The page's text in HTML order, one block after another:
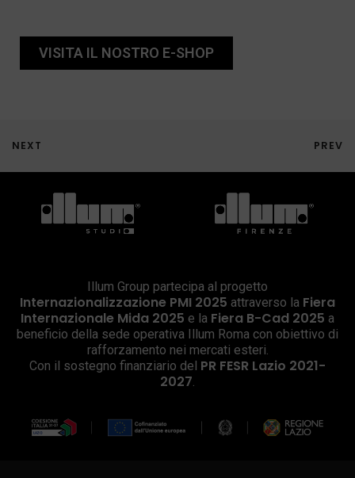
VISITA IL NOSTRO E-SHOP
PREV
NEXT
Illum Group partecipa al progetto
Internazionalizzazione PMI 2025 attraverso la Fiera
Internazionale Mida 2025 e la Fiera B-Cad 2025 a
beneficio della sede operativa Illum Roma con obiettivo di
rafforzamento nei mercati esteri.
Con il sostegno finanziario del PR FESR Lazio 2021-
2027.